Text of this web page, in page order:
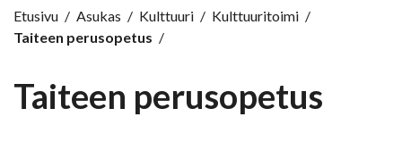
Etusivu / Asukas / Kulttuuri / Kulttuuritoimi /
Taiteen perusopetus /
Taiteen perusopetus